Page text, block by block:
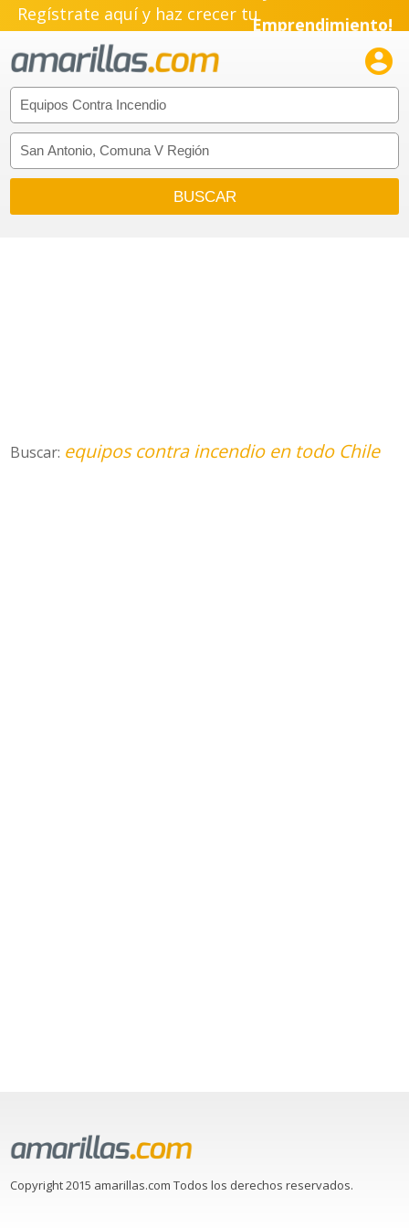
Regístrate aquí y haz crecer tuEmprendimiento!

Buscar: equipos contra incendio en todo Chile
Copyright 2015 amarillas.com Todos los derechos reservados.